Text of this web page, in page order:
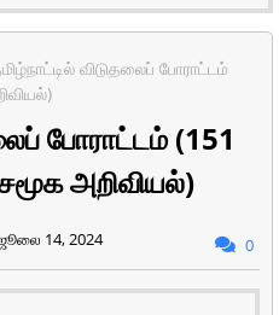
விடுதலைப் போராட்டம்
போராட்டம் (151
அறிவியல்)
14, 2024 0